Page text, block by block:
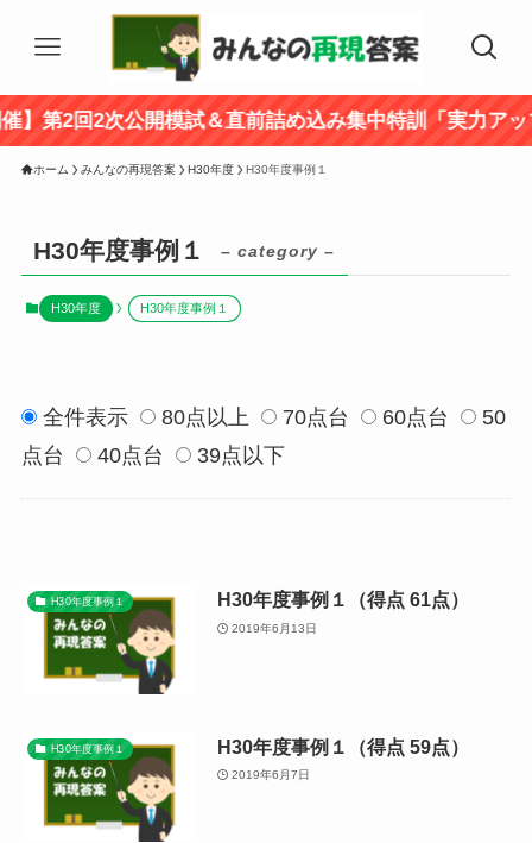
回2次公開模試＆直前詰め込み集中特訓「実力アップ講
ホーム みんなの再現答案 H30年度 H30年度事例１
H30年度事例１ – category –
H30年度 H30年度事例１
全件表示 80点以上 70点台 60点台
50
点台
40点台 39点以下
H30年度事例１ H30年度事例１（得点 61点）
2019年6月13日
H30年度事例１ H30年度事例１（得点 59点）
2019年6月7日